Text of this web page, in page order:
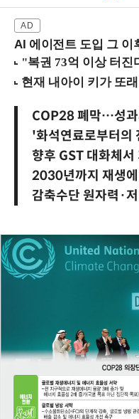
AI 에이전트 도입 그 이
COP28 폐막…성과
'화석연료로부터의
향후 GST 대화체서
2030년까지 재생
감축수단 원자력·